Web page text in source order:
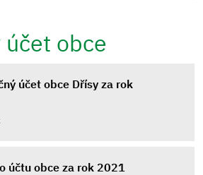
obce
účet obce Dřísy za rok
účtu obce za rok 2021